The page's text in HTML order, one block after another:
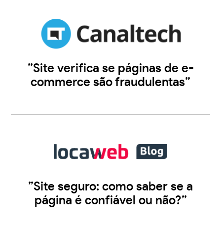
”Site verifica se páginas de e-
commerce são fraudulentas”
”Site seguro: como saber se a
página é confiável ou não?”